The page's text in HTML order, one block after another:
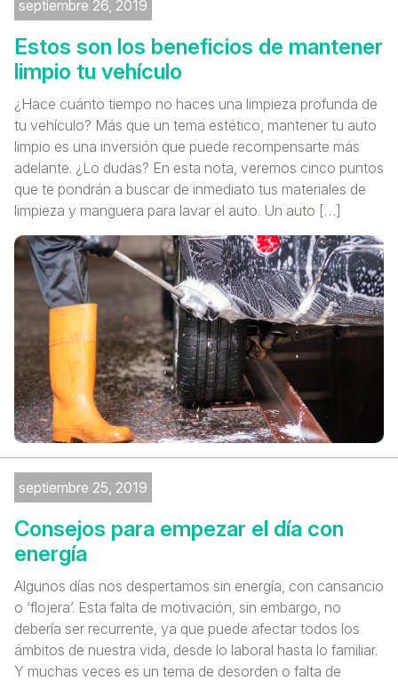
septiembre 26, 2019
Estos son los beneficios de mantener
limpio tu vehículo
¿Hace cuánto tiempo no haces una limpieza profunda de
tu vehículo? Más que un tema estético, mantener tu auto
limpio es una inversión que puede recompensarte más
adelante. ¿Lo dudas? En esta nota, veremos cinco puntos
que te pondrán a buscar de inmediato tus materiales de
limpieza y manguera para lavar el auto. Un auto […]
septiembre 25, 2019
Consejos para empezar el día con
energía
Algunos días nos despertamos sin energía, con cansancio
o ‘flojera’. Esta falta de motivación, sin embargo, no
debería ser recurrente, ya que puede afectar todos los
ámbitos de nuestra vida, desde lo laboral hasta lo familiar.
Y muchas veces es un tema de desorden o falta de